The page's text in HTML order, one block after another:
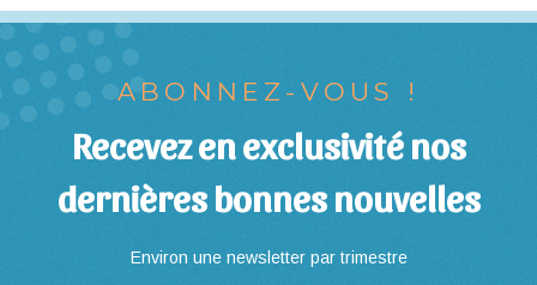
ABONNEZ-VOUS !
Recevez en exclusivité nos
dernières bonnes nouvelles
Environ une newsletter par trimestre